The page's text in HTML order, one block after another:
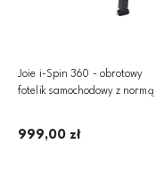
Joie i-Spin 360 - obrotowy
fotelik samochodowy z normą
999,00 zł